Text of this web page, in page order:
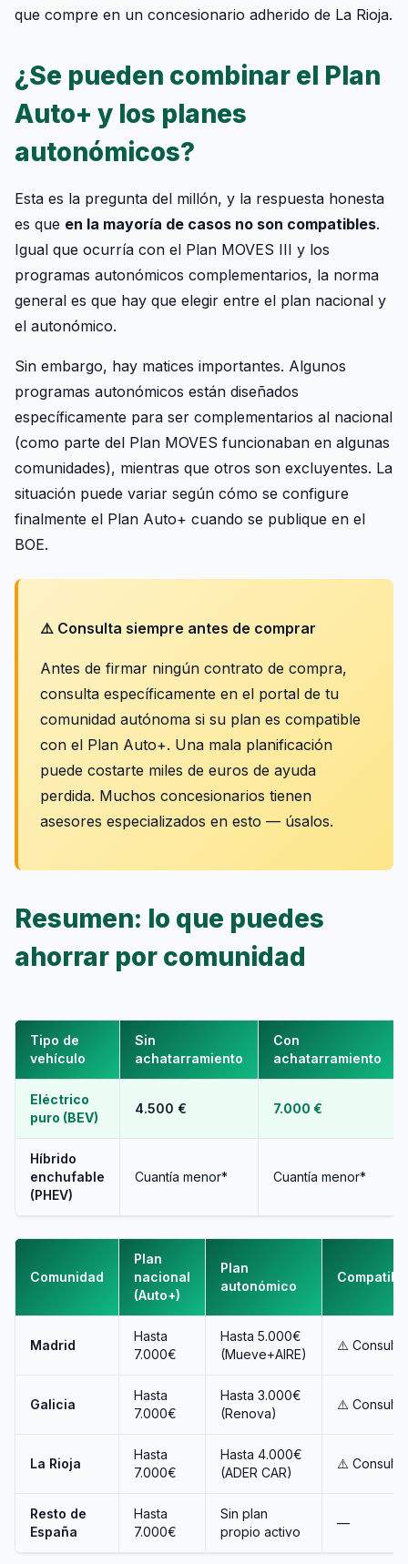
que compre en un concesionario adherido de La Rioja.
¿Se pueden combinar el Plan
Auto+ y los planes
autonómicos?
Esta es la pregunta del millón, y la respuesta honesta
es que en la mayoría de casos no son compatibles.
Igual que ocurría con el Plan MOVES III y los
programas autonómicos complementarios, la norma
general es que hay que elegir entre el plan nacional y
el autonómico.
Sin embargo, hay matices importantes. Algunos
programas autonómicos están diseñados
específicamente para ser complementarios al nacional
(como parte del Plan MOVES funcionaban en algunas
comunidades), mientras que otros son excluyentes. La
situación puede variar según cómo se configure
finalmente el Plan Auto+ cuando se publique en el
BOE.
⚠️ Consulta siempre antes de comprar
Antes de firmar ningún contrato de compra,
consulta específicamente en el portal de tu
comunidad autónoma si su plan es compatible
con el Plan Auto+. Una mala planificación
puede costarte miles de euros de ayuda
perdida. Muchos concesionarios tienen
asesores especializados en esto — úsalos.
Resumen: lo que puedes
ahorrar por comunidad
Tipo de
vehículo
Sin
achatarramiento
Con
achatarramiento
Eléctrico
puro (BEV)
4.500 € 7.000 €
Híbrido
enchufable
(PHEV)
Cuantía menor* Cuantía menor*
Comunidad
Plan
nacional
(Auto+)
Plan
autonómico
Madrid
Hasta
7.000€
Hasta 5.000€
(Mueve+AIRE)
⚠️ Consultar
Galicia
Hasta
7.000€
Hasta 3.000€
(Renova)
⚠️ Consultar
La Rioja
Hasta
7.000€
Hasta 4.000€
(ADER CAR)
⚠️ Consultar
Resto de
España
Hasta
7.000€
Sin plan
propio activo
—